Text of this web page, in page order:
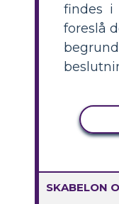
findes i
foreslå
SKABELON